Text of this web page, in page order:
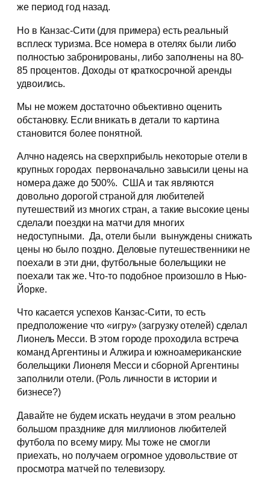
же период год назад.
Но в Канзас-Сити (для примера) есть реальный
всплеск туризма. Все номера в отелях были либо
полностью забронированы, либо заполнены на 80-
85 процентов. Доходы от краткосрочной аренды
удвоились.
Мы не можем достаточно объективно оценить
обстановку. Если вникать в детали то картина
становится более понятной.
Алчно надеясь на сверхприбыль некоторые отели в
крупных городах первоначально завысили цены на
номера даже до 500%. США и так являются
довольно дорогой страной для любителей
путешествий из многих стран, а такие высокие цены
сделали поездки на матчи для многих
недоступными. Да, отели были вынуждены снижать
цены но было поздно. Деловые путешественники не
поехали в эти дни, футбольные болельщики не
поехали так же. Что-то подобное произошло в Нью-
Йорке.
Что касается успехов Канзас-Сити, то есть
предположение что «игру» (загрузку отелей) сделал
Лионель Месси. В этом городе проходила встреча
команд Аргентины и Алжира и южноамериканские
болельщики Лионеля Месси и сборной Аргентины
заполнили отели. (Роль личности в истории и
бизнесе?)
Давайте не будем искать неудачи в этом реально
большом празднике для миллионов любителей
футбола по всему миру. Мы тоже не смогли
приехать, но получаем огромное удовольствие от
просмотра матчей по телевизору.